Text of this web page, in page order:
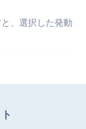
、選択した発動